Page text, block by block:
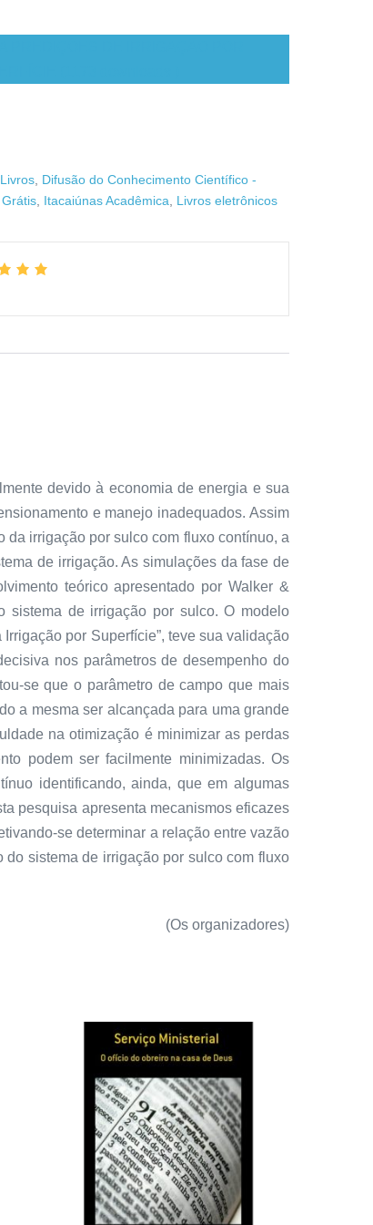
Difusão do Conhecimento Científico -
Itacaiúnas Acadêmica
Livros eletrônicos
devido à economia de energia e sua
e manejo inadequados. Assim
irrigação por sulco com fluxo contínuo, a
de irrigação. As simulações da fase de
teórico apresentado por Walker &
sistema de irrigação por sulco. O modelo
por Superfície”, teve sua validação
nos parâmetros de desempenho do
se que o parâmetro de campo que mais
a mesma ser alcançada para uma grande
na otimização é minimizar as perdas
podem ser facilmente minimizadas. Os
identificando, ainda, que em algumas
pesquisa apresenta mecanismos eficazes
se determinar a relação entre vazão
sistema de irrigação por sulco com fluxo
(Os organizadores)